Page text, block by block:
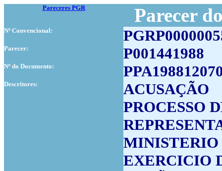
Pareceres PGR Parecer
Nº Convencional:
Parecer: P001441988
Nº do Documento:
Descritores:
ACUSAÇÃO
PROCESSO
EXERCICIO